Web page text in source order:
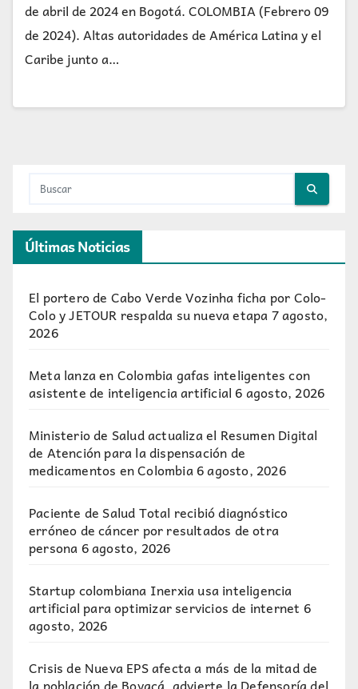
de abril de 2024 en Bogotá. COLOMBIA (Febrero 09
de 2024). Altas autoridades de América Latina y el
Caribe junto a…
Últimas Noticias
El portero de Cabo Verde Vozinha ficha por Colo-
Colo y JETOUR respalda su nueva etapa7 agosto,
2026
Meta lanza en Colombia gafas inteligentes con
asistente de inteligencia artificial 6 agosto, 2026
Ministerio de Salud actualiza el Resumen Digital
de Atención para la dispensación de
medicamentos en Colombia6 agosto, 2026
Paciente de Salud Total recibió diagnóstico
erróneo de cáncer por resultados de otra
persona6 agosto, 2026
Startup colombiana Inerxia usa inteligencia
artificial para optimizar servicios de internet 6
agosto, 2026
Crisis de Nueva EPS afecta a más de la mitad de
la población de Boyacá, advierte la Defensoría del